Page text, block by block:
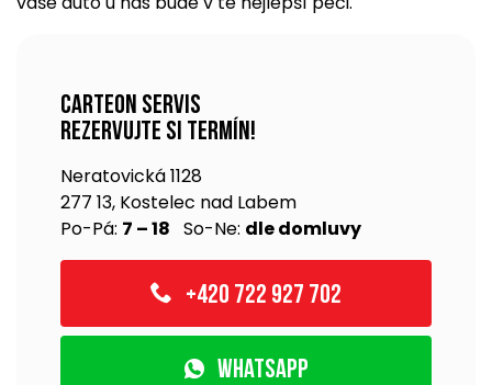
Carteon servis
rezervujte si termín!
Neratovická 1128
277 13, Kostelec nad Labem
Po-Pá: 7 – 18 So-Ne: dle domluvy
+420 722 927 702
WhatsApp